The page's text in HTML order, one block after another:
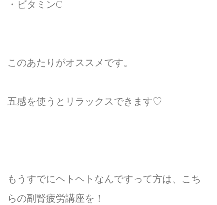
・ビタミンC
このあたりがオススメです。
五感を使うとリラックスできます♡
もうすでにヘトヘトなんですって方は、こち
らの副腎疲労講座を！